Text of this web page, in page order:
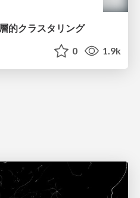
的クラスタリング
0 1.9k